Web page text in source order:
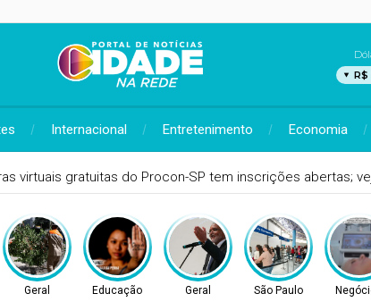
R$
Internacional Entretenimento Economia
virtuais gratuitas do Procon-SP tem inscrições abertas;
Geral Educação Geral São Paulo